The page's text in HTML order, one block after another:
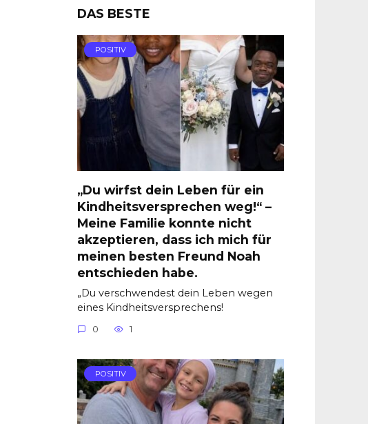
DAS BESTE
POSITIV
„Du wirfst dein Leben für ein
Kindheitsversprechen weg!“ –
Meine Familie konnte nicht
akzeptieren, dass ich mich für
meinen besten Freund Noah
entschieden habe.
„Du verschwendest dein Leben wegen
eines Kindheitsversprechens!
0 1
POSITIV